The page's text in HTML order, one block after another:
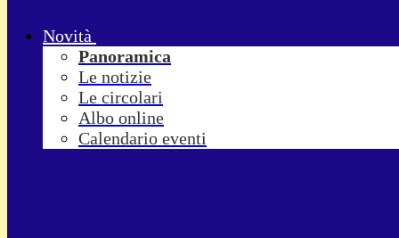
Novità
Panoramica
Le notizie
Le circolari
Albo online
Calendario eventi